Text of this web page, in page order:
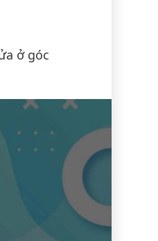
ở góc